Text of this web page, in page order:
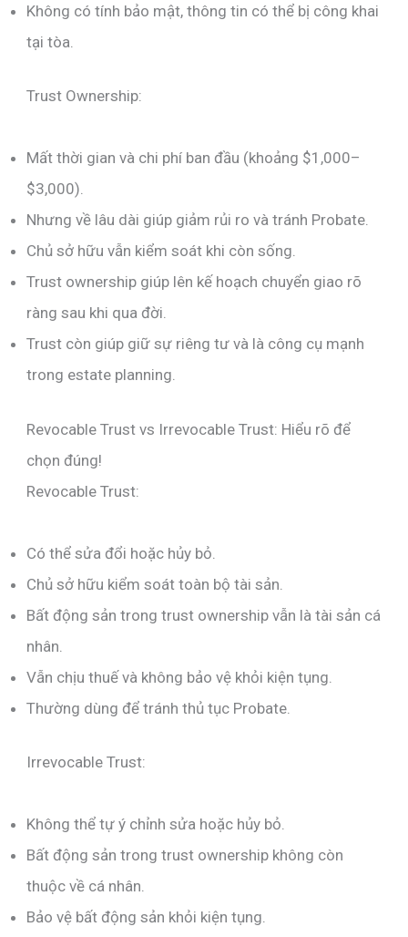
Không có tính bảo mật, thông tin có thể bị công khai
tại tòa.
Trust Ownership:
Mất thời gian và chi phí ban đầu (khoảng $1,000–
$3,000).
Nhưng về lâu dài giúp giảm rủi ro và tránh Probate.
Chủ sở hữu vẫn kiểm soát khi còn sống.
Trust ownership giúp lên kế hoạch chuyển giao rõ
ràng sau khi qua đời.
Trust còn giúp giữ sự riêng tư và là công cụ mạnh
trong estate planning.
Revocable Trust vs Irrevocable Trust: Hiểu rõ để
chọn đúng!
Revocable Trust:
Có thể sửa đổi hoặc hủy bỏ.
Chủ sở hữu kiểm soát toàn bộ tài sản.
Bất động sản trong trust ownership vẫn là tài sản cá
nhân.
Vẫn chịu thuế và không bảo vệ khỏi kiện tụng.
Thường dùng để tránh thủ tục Probate.
Irrevocable Trust:
Không thể tự ý chỉnh sửa hoặc hủy bỏ.
Bất động sản trong trust ownership không còn
thuộc về cá nhân.
Bảo vệ bất động sản khỏi kiện tụng.